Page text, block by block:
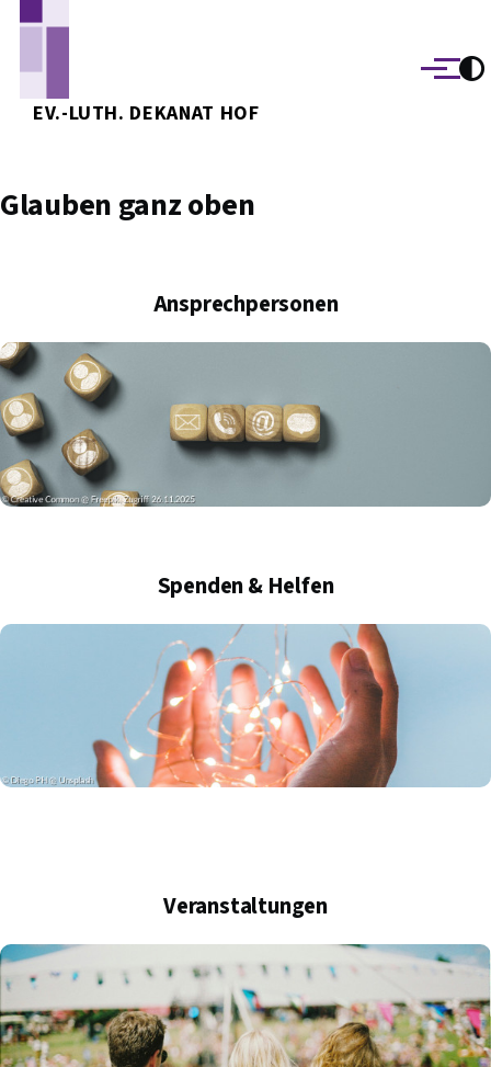
EV.-LUTH. DEKANAT HOF
Menü
Glauben ganz oben
Ansprechpersonen
Spenden & Helfen
Veranstaltungen